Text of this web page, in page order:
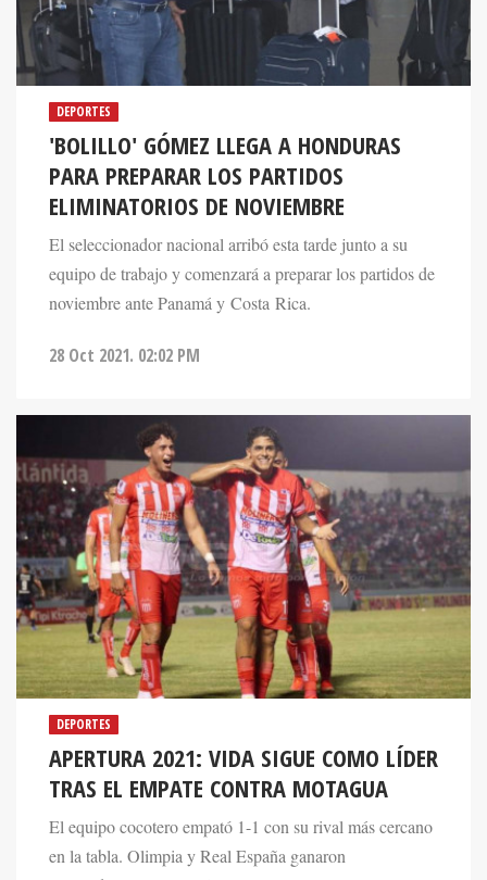
DEPORTES
'BOLILLO' GÓMEZ LLEGA A HONDURAS
PARA PREPARAR LOS PARTIDOS
ELIMINATORIOS DE NOVIEMBRE
El seleccionador nacional arribó esta tarde junto a su
equipo de trabajo y comenzará a preparar los partidos de
noviembre ante Panamá y Costa Rica.
28 Oct 2021. 02:02 PM
DEPORTES
APERTURA 2021: VIDA SIGUE COMO LÍDER
TRAS EL EMPATE CONTRA MOTAGUA
El equipo cocotero empató 1-1 con su rival más cercano
en la tabla. Olimpia y Real España ganaron